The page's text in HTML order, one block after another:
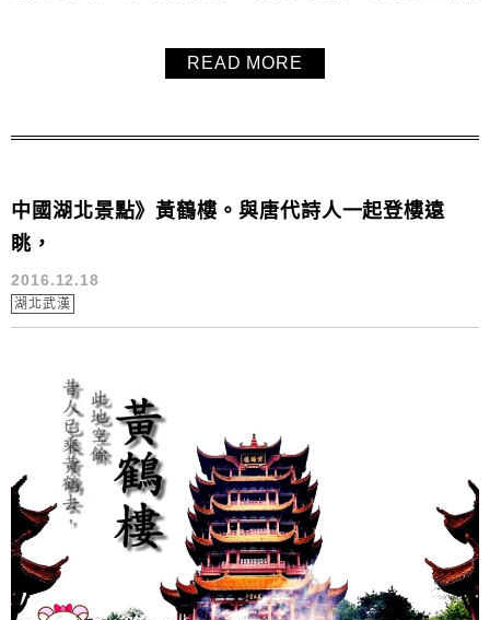
READ MORE
中國湖北景點》黃鶴樓。與唐代詩人一起登樓遠
眺，
2016.12.18
湖北武漢